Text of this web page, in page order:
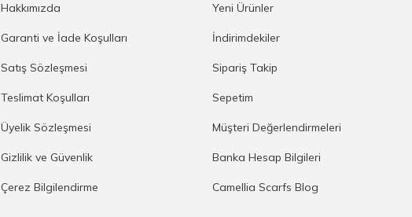
Hakkımızda
Garanti ve İade Koşulları
Satış Sözleşmesi
Teslimat Koşulları
Üyelik Sözleşmesi
Gizlilik ve Güvenlik
Çerez Bilgilendirme
Yeni Ürünler
İndirimdekiler
Sipariş Takip
Sepetim
Müşteri Değerlendirmeleri
Banka Hesap Bilgileri
Camellia Scarfs Blog